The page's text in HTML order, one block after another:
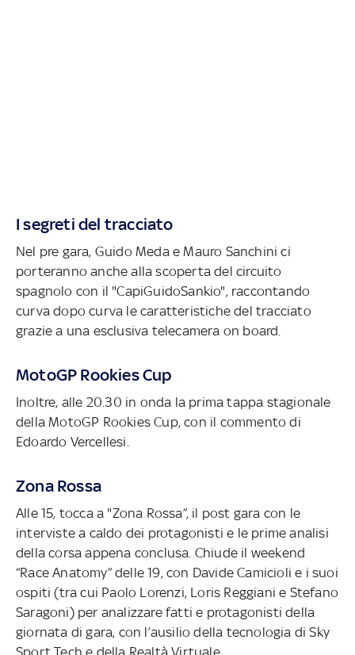
I segreti del tracciato
Nel pre gara, Guido Meda e Mauro Sanchini ci
porteranno anche alla scoperta del circuito
spagnolo con il "CapiGuidoSankio", raccontando
curva dopo curva le caratteristiche del tracciato
grazie a una esclusiva telecamera on board.
MotoGP Rookies Cup
Inoltre, alle 20.30 in onda la prima tappa stagionale
della MotoGP Rookies Cup, con il commento di
Edoardo Vercellesi.
Zona Rossa
Alle 15, tocca a "Zona Rossa”, il post gara con le
interviste a caldo dei protagonisti e le prime analisi
della corsa appena conclusa. Chiude il weekend
“Race Anatomy” delle 19, con Davide Camicioli e i suoi
ospiti (tra cui Paolo Lorenzi, Loris Reggiani e Stefano
Saragoni) per analizzare fatti e protagonisti della
giornata di gara, con l’ausilio della tecnologia di Sky
Sport Tech e della Realtà Virtuale.